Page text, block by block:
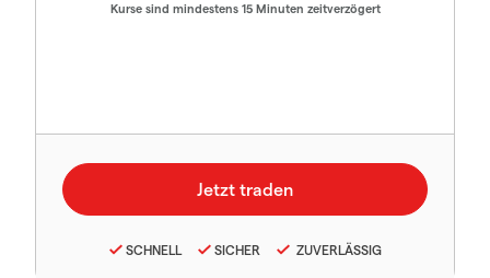
Kurse sind mindestens 15 Minuten zeitverzögert
SCHNELL SICHER ZUVERLÄSSIG